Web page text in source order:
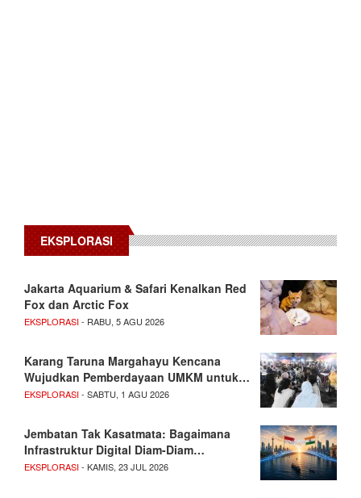
EKSPLORASI
Jakarta Aquarium & Safari Kenalkan Red
Fox dan Arctic Fox
EKSPLORASI- RABU, 5 AGU 2026
Karang Taruna Margahayu Kencana
Wujudkan Pemberdayaan UMKM untuk…
EKSPLORASI- SABTU, 1 AGU 2026
Jembatan Tak Kasatmata: Bagaimana
Infrastruktur Digital Diam-Diam…
EKSPLORASI- KAMIS, 23 JUL 2026